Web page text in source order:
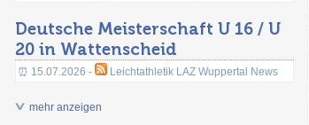
Deutsche Meisterschaft U 16 / U
20 in Wattenscheid
⏰ 15.07.2026 - Leichtathletik LAZ Wuppertal News
mehr anzeigen